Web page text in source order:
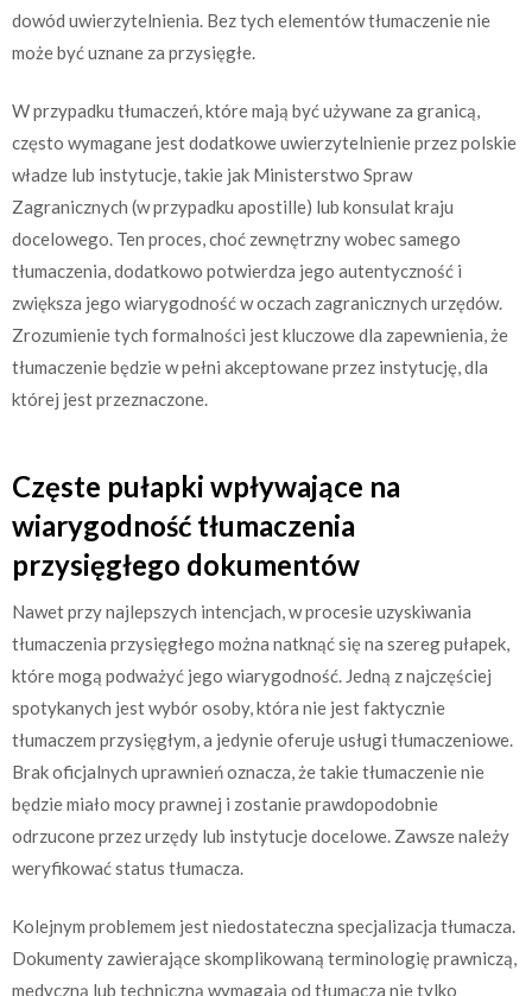
dowód uwierzytelnienia. Bez tych elementów tłumaczenie nie
może być uznane za przysięgłe.
W przypadku tłumaczeń, które mają być używane za granicą,
często wymagane jest dodatkowe uwierzytelnienie przez polskie
władze lub instytucje, takie jak Ministerstwo Spraw
Zagranicznych (w przypadku apostille) lub konsulat kraju
docelowego. Ten proces, choć zewnętrzny wobec samego
tłumaczenia, dodatkowo potwierdza jego autentyczność i
zwiększa jego wiarygodność w oczach zagranicznych urzędów.
Zrozumienie tych formalności jest kluczowe dla zapewnienia, że
tłumaczenie będzie w pełni akceptowane przez instytucję, dla
której jest przeznaczone.
Częste pułapki wpływające na
wiarygodność tłumaczenia
przysięgłego dokumentów
Nawet przy najlepszych intencjach, w procesie uzyskiwania
tłumaczenia przysięgłego można natknąć się na szereg pułapek,
które mogą podważyć jego wiarygodność. Jedną z najczęściej
spotykanych jest wybór osoby, która nie jest faktycznie
tłumaczem przysięgłym, a jedynie oferuje usługi tłumaczeniowe.
Brak oficjalnych uprawnień oznacza, że takie tłumaczenie nie
będzie miało mocy prawnej i zostanie prawdopodobnie
odrzucone przez urzędy lub instytucje docelowe. Zawsze należy
weryfikować status tłumacza.
Kolejnym problemem jest niedostateczna specjalizacja tłumacza.
Dokumenty zawierające skomplikowaną terminologię prawniczą,
medyczną lub techniczną wymagają od tłumacza nie tylko